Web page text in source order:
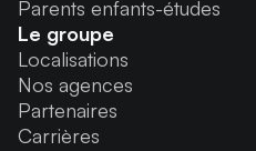
Parents enfants-études
Le groupe
Localisations
Nos agences
Partenaires
Carrières